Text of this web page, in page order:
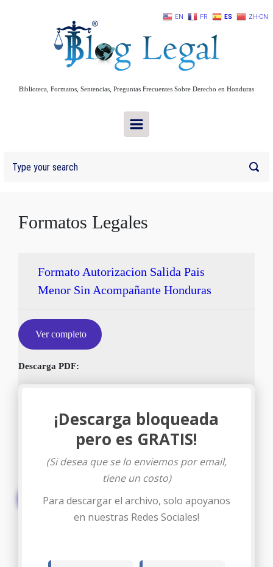
Biblioteca, Formatos, Sentencias, Preguntas Frecuentes Sobre Derecho en Honduras
Formatos Legales
Formato Autorizacion Salida Pais
Menor Sin Acompañante Honduras
Ver completo
Descarga PDF:
Descargar
¡Descarga bloqueada
pero es GRATIS!
(Si desea que se lo enviemos por email,
tiene un costo)
Para descargar el archivo, solo apoyanos
en nuestras Redes Sociales!
EN FR ES ZH-CN